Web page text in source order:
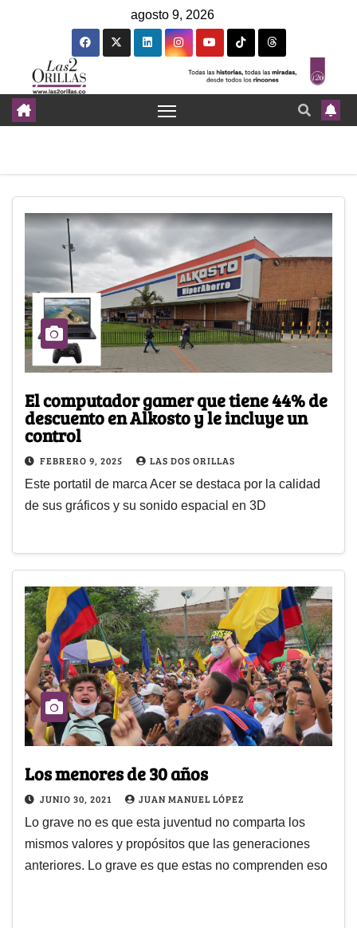
agosto 9, 2026
El computador gamer que tiene 44% de
descuento en Alkosto y le incluye un
control
FEBRERO 9, 2025 LAS DOS ORILLAS
Este portatil de marca Acer se destaca por la calidad
de sus gráficos y su sonido espacial en 3D
Los menores de 30 años
JUNIO 30, 2021 JUAN MANUEL LÓPEZ
Lo grave no es que esta juventud no comparta los
mismos valores y propósitos que las generaciones
anteriores. Lo grave es que estas no comprenden eso